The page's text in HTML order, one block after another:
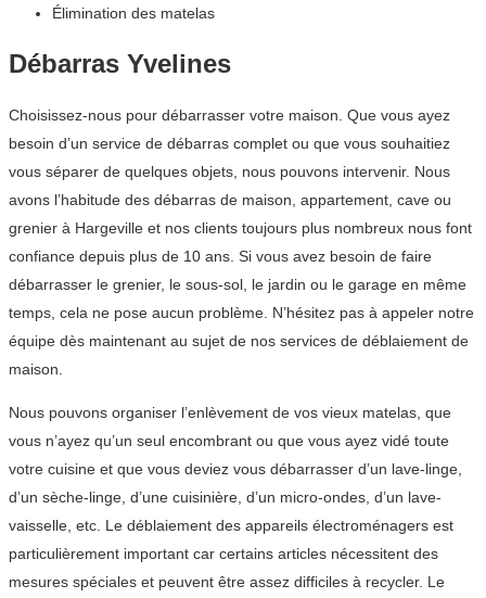
Élimination des matelas
Débarras Yvelines
Choisissez-nous pour débarrasser votre maison. Que vous ayez
besoin d’un service de débarras complet ou que vous souhaitiez
vous séparer de quelques objets, nous pouvons intervenir. Nous
avons l’habitude des débarras de maison, appartement, cave ou
grenier à Hargeville et nos clients toujours plus nombreux nous font
confiance depuis plus de 10 ans. Si vous avez besoin de faire
débarrasser le grenier, le sous-sol, le jardin ou le garage en même
temps, cela ne pose aucun problème. N’hésitez pas à appeler notre
équipe dès maintenant au sujet de nos services de déblaiement de
maison.
Nous pouvons organiser l’enlèvement de vos vieux matelas, que
vous n’ayez qu’un seul encombrant ou que vous ayez vidé toute
votre cuisine et que vous deviez vous débarrasser d’un lave-linge,
d’un sèche-linge, d’une cuisinière, d’un micro-ondes, d’un lave-
vaisselle, etc. Le déblaiement des appareils électroménagers est
particulièrement important car certains articles nécessitent des
mesures spéciales et peuvent être assez difficiles à recycler. Le